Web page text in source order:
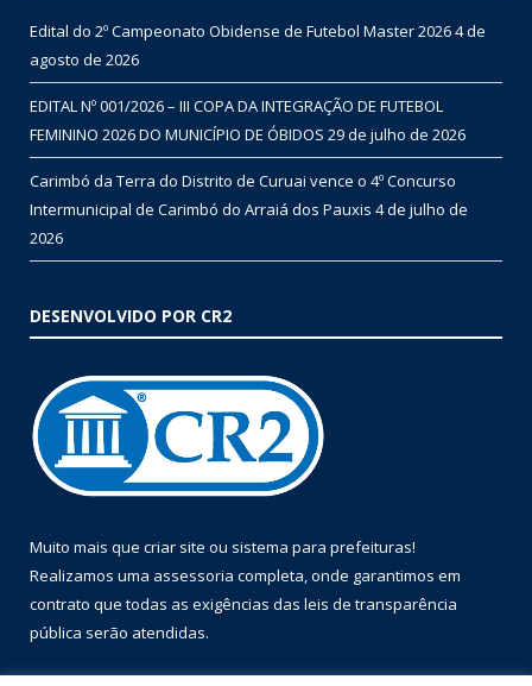
Edital do 2º Campeonato Obidense de Futebol Master 20264 de
agosto de 2026
EDITAL Nº 001/2026 – III COPA DA INTEGRAÇÃO DE FUTEBOL
FEMININO 2026 DO MUNICÍPIO DE ÓBIDOS 29 de julho de 2026
Carimbó da Terra do Distrito de Curuai vence o 4º Concurso
Intermunicipal de Carimbó do Arraiá dos Pauxis 4 de julho de
2026
DESENVOLVIDO POR CR2
Muito mais que criar site ou sistema para prefeituras!
Realizamos uma assessoria completa, onde garantimos em
contrato que todas as exigências das leis de transparência
pública serão atendidas.